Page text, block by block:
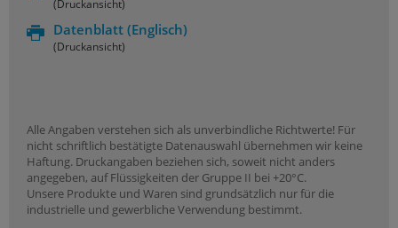
(Druckansicht)
Datenblatt (Englisch)
(Druckansicht)
Alle Angaben verstehen sich als unverbindliche Richtwerte! Für
nicht schriftlich bestätigte Datenauswahl übernehmen wir keine
Haftung. Druckangaben beziehen sich, soweit nicht anders
angegeben, auf Flüssigkeiten der Gruppe II bei +20°C.
Unsere Produkte und Waren sind grundsätzlich nur für die
industrielle und gewerbliche Verwendung bestimmt.